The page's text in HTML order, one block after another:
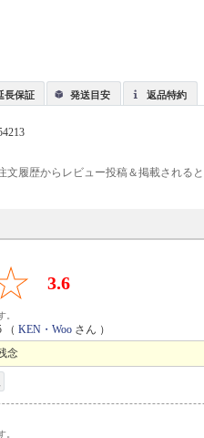
長保証 発送目安 返品特約
文履歴からレビュー投稿＆掲載されると
3.6
。
（KEN・Woo さん ）
念
。